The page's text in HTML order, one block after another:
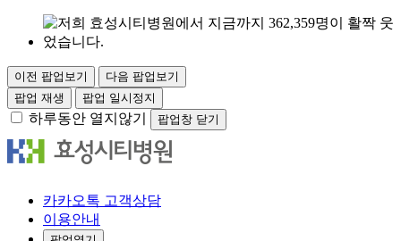
이전 팝업보기
다음 팝업보기
팝업 재생
팝업 일시정지
하루동안 열지않기 팝업창 닫기
카카오톡 고객상담
이용안내